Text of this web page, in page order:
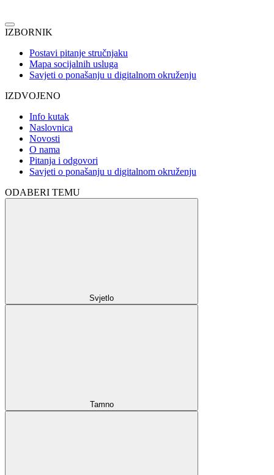
IZBORNIK
Postavi pitanje stručnjaku
Mapa socijalnih usluga
Savjeti o ponašanju u digitalnom okruženju
IZDVOJENO
Info kutak
Naslovnica
Novosti
O nama
Pitanja i odgovori
Savjeti o ponašanju u digitalnom okruženju
ODABERI TEMU
Svjetlo
Tamno